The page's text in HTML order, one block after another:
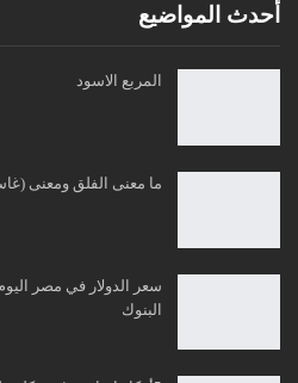
أحدث المواضيع
المربع الاسود
ما معنى الفلق ومعنى
البنوك